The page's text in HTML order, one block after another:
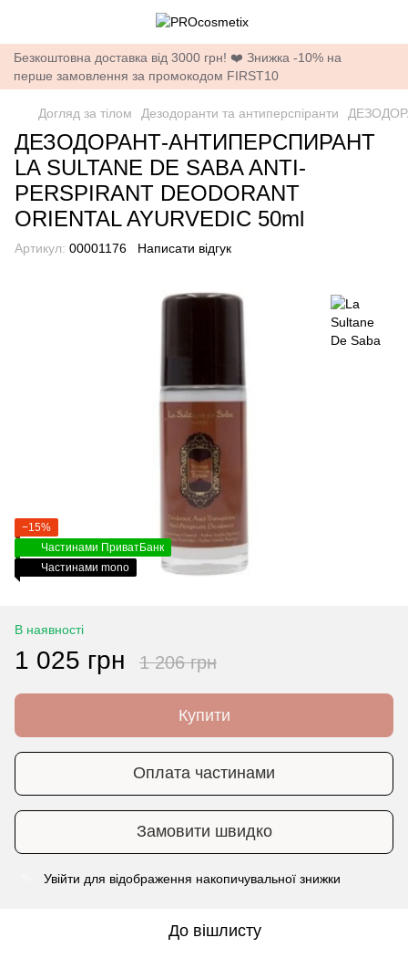
Безкоштовна доставка від 3000 грн! ❤️ Знижка -10% на
перше замовлення за промокодом FIRST10
Догляд за тілом Дезодоранти та антиперспіранти
ДЕЗОДОРАНТ-АНТИПЕРСПИРАНТ
LA SULTANE DE SABA ANTI-
PERSPIRANT DEODORANT
ORIENTAL AYURVEDIC 50ml
Артикул: 00001176 Написати відгук
−15%
Частинами ПриватБанк
Частинами mono
В наявності
1 025 грн 1 206 грн
Купити
Оплата частинами
Замовити швидко
Увійти для відображення накопичувальної знижки
До вішлисту